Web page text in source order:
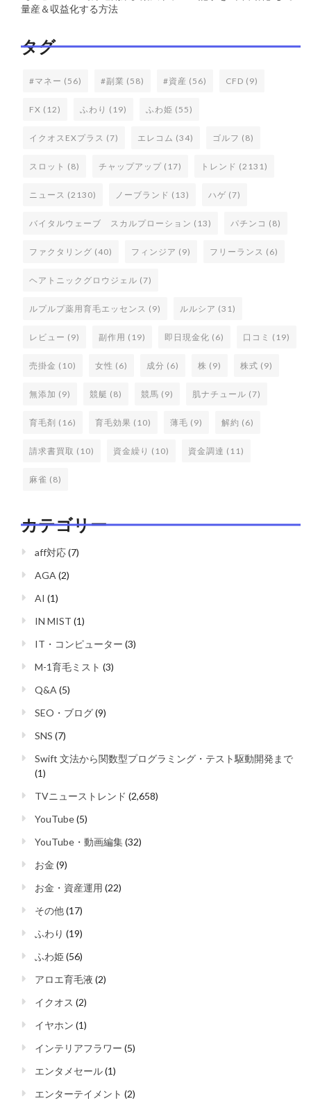
量産＆収益化する方法
タグ
#マネー (56) #副業 (58) #資産 (56) CFD (9)
FX (12) ふわり (19) ふわ姫 (55)
イクオスEXプラス (7) エレコム (34) ゴルフ (8)
スロット (8) チャップアップ (17) トレンド (2131)
ニュース (2130) ノーブランド (13) ハゲ (7)
バイタルウェーブ スカルプローション (13) パチンコ (8)
ファクタリング (40) フィンジア (9) フリーランス (6)
ヘアトニックグロウジェル (7)
ルプルプ薬用育毛エッセンス (9) ルルシア (31)
レビュー (9) 副作用 (19) 即日現金化 (6) 口コミ (19)
売掛金 (10) 女性 (6) 成分 (6) 株 (9) 株式 (9)
無添加 (9) 競艇 (8) 競馬 (9) 肌ナチュール (7)
育毛剤 (16) 育毛効果 (10) 薄毛 (9) 解約 (6)
請求書買取 (10) 資金繰り (10) 資金調達 (11)
麻雀 (8)
カテゴリー
aff対応(7)
AGA(2)
AI (1)
IN MIST (1)
IT・コンピューター (3)
M-1育毛ミスト (3)
Q&A(5)
SEO・ブログ(9)
SNS (7)
Swift 文法から関数型プログラミング・テスト駆動開発まで
(1)
TVニューストレンド (2,658)
YouTube(5)
YouTube・動画編集(32)
お金 (9)
お金・資産運用 (22)
その他(17)
ふわり (19)
ふわ姫 (56)
アロエ育毛液 (2)
イクオス (2)
イヤホン (1)
インテリアフラワー (5)
エンタメセール(1)
エンターテイメント (2)